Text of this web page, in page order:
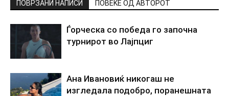
ПОВРЗАНИ НАПИСИ ПОВЕЌЕ ОД АВТОРОТ
Ѓорческа со победа го започна
турнирот во Лајпциг
Ана Ивановиќ никогаш не
изгледала подобро, поранешната